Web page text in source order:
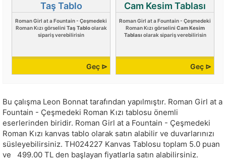
Taş Tablo
Roman Girl at a Fountain - Çeşmedeki
Roman Kızı görselini Taş Tabloolarak
sipariş verebilirisin
Geç ⊳
Cam Kesim Tablası
Roman Girl at a Fountain - Çeşmedeki
Roman Kızı görselini Cam Kesim
Tablası olarak sipariş verebilirisin
Geç ⊳
Bu çalışma Leon Bonnat tarafından yapılmıştır. Roman Girl at a
Fountain - Çeşmedeki Roman Kızı tablosu önemli
eserlerinden biridir. Roman Girl at a Fountain - Çeşmedeki
Roman Kızı kanvas tablo olarak satın alabilir ve duvarlarınızı
süsleyebilirsiniz. TH024227 Kanvas Tablosu toplam 5.0 puan
ve
499.00 TL den başlayan fiyatlarla satın alabilirsiniz.